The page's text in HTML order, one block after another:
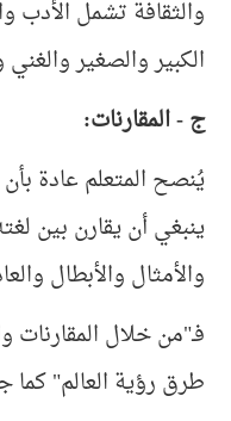
والثقافة تشمل الأدب
الكبير والصغير
ج - المقارنات:
يُنصح المتعلم عادة
ينبغي أن يقارن بين
والأمثال والأبطال
فـ"من خلال
طرق رؤية العالم" كما